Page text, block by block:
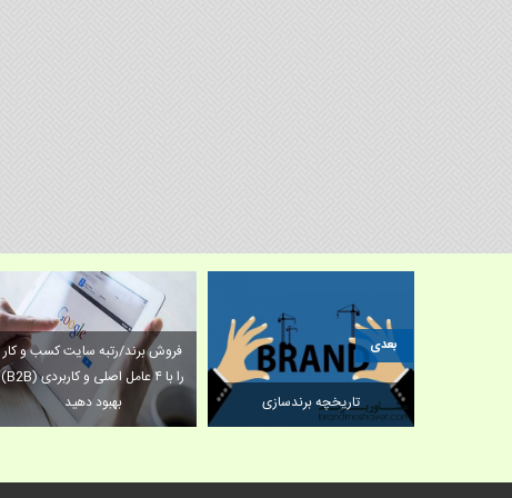
فروش برند/رتبه سایت کسب و کار
(B2B) را با ۴ عامل اصلی و کاربردی
بهبود دهید
تاریخچه برندسازی
بعدی